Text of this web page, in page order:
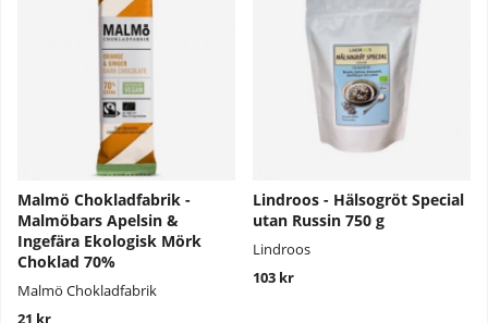
Malmö Chokladfabrik -
Malmöbars Apelsin &
Ingefära Ekologisk Mörk
Choklad 70%
Malmö Chokladfabrik
21 kr
Lindroos - Hälsogröt Special
utan Russin 750 g
Lindroos
103 kr